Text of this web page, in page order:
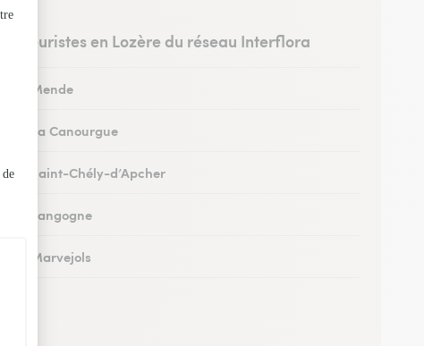
Les fleuristes en Lozère du réseau Interflora
à Mende
à La Canourgue
à Saint-Chély-d’Apcher
à Langogne
à Marvejols